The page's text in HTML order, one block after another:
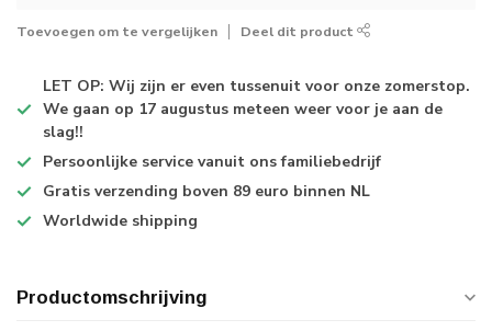
Toevoegen om te vergelijken Deel dit product
LET OP: Wij zijn er even tussenuit voor onze zomerstop.
We gaan op 17 augustus meteen weer voor je aan de
slag!!
Persoonlijke service vanuit ons familiebedrijf
Gratis verzending boven 89 euro binnen NL
Worldwide shipping
Productomschrijving